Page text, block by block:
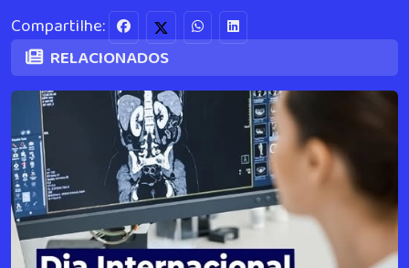
Compartilhe:
RELACIONADOS